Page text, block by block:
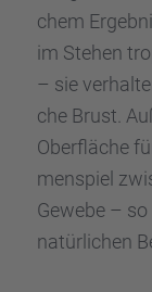
chem
im Stehen
– sie
che Brust.
Oberflä­che
men­spiel
Gewebe –
natür­li­chen